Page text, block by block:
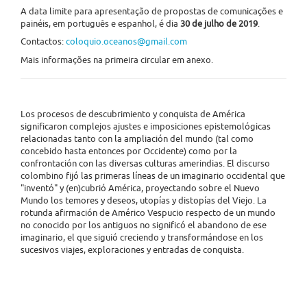
A data limite para apresentação de propostas de comunicações e
painéis, em português e espanhol, é dia 30 de julho de 2019
Contactos: coloquio.oceanos@gmail.com
Mais informações na primeira circular em anexo.
Los procesos de descubrimiento y conquista de América
significaron complejos ajustes e imposiciones epistemológicas
relacionadas tanto con la ampliación del mundo (tal como
concebido hasta entonces por Occidente) como por la
confrontación con las diversas culturas amerindias. El discurso
colombino fijó las primeras líneas de un imaginario occidental que
"inventó" y (en)cubrió América, proyectando sobre el Nuevo
Mundo los temores y deseos, utopías y distopías del Viejo. La
rotunda afirmación de Américo Vespucio respecto de un mundo
no conocido por los antiguos no significó el abandono de ese
imaginario, el que siguió creciendo y transformándose en los
sucesivos viajes, exploraciones y entradas de conquista.